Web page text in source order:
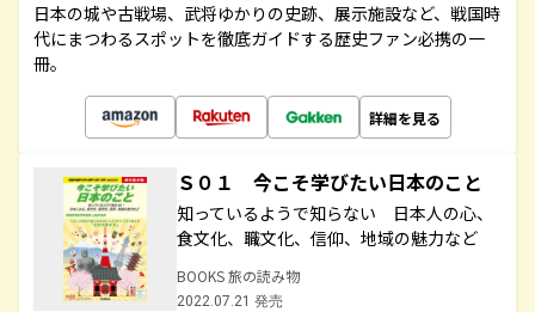
日本の城や古戦場、武将ゆかりの史跡、展示施設など、戦国時
代にまつわるスポットを徹底ガイドする歴史ファン必携の一
冊。
詳細を見る
Ｓ０１ 今こそ学びたい日本のこと
知っているようで知らない 日本人の心、
食文化、職文化、信仰、地域の魅力など
BOOKS 旅の読み物
2022.07.21 発売